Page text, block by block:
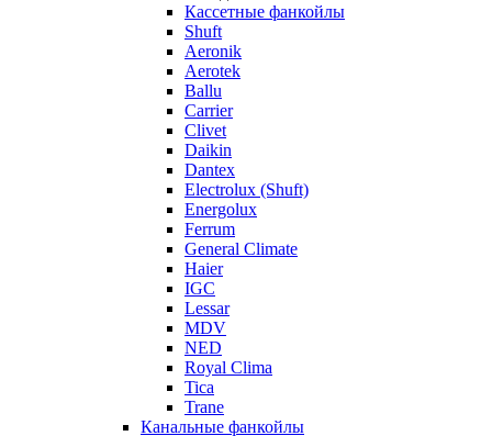
Кассетные фанкойлы
Shuft
Aeronik
Aerotek
Ballu
Carrier
Clivet
Daikin
Dantex
Electrolux (Shuft)
Energolux
Ferrum
General Climate
Haier
IGC
Lessar
MDV
NED
Royal Clima
Tica
Trane
Канальные фанкойлы